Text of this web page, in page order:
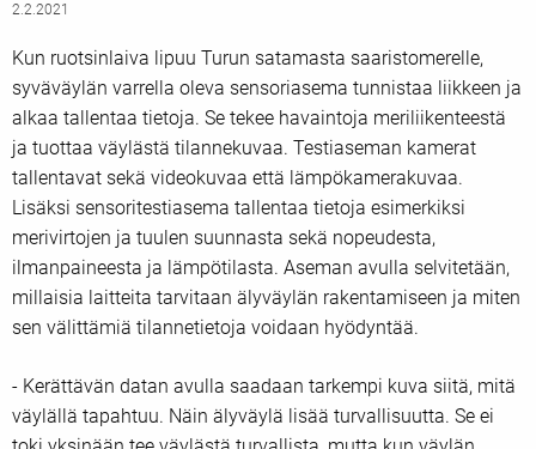
2.2.2021
Kun ruotsinlaiva lipuu Turun satamasta saaristomerelle,
syväväylän varrella oleva sensoriasema tunnistaa liikkeen ja
alkaa tallentaa tietoja. Se tekee havaintoja meriliikenteestä
ja tuottaa väylästä tilannekuvaa. Testiaseman kamerat
tallentavat sekä videokuvaa että lämpökamerakuvaa.
Lisäksi sensoritestiasema tallentaa tietoja esimerkiksi
merivirtojen ja tuulen suunnasta sekä nopeudesta,
ilmanpaineesta ja lämpötilasta. Aseman avulla selvitetään,
millaisia laitteita tarvitaan älyväylän rakentamiseen ja miten
sen välittämiä tilannetietoja voidaan hyödyntää.
- Kerättävän datan avulla saadaan tarkempi kuva siitä, mitä
väylällä tapahtuu. Näin älyväylä lisää turvallisuutta. Se ei